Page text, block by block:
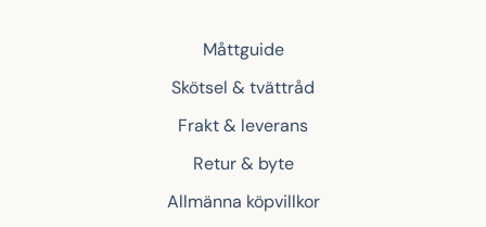
Måttguide
Skötsel & tvättråd
Frakt & leverans
Retur & byte
Allmänna köpvillkor